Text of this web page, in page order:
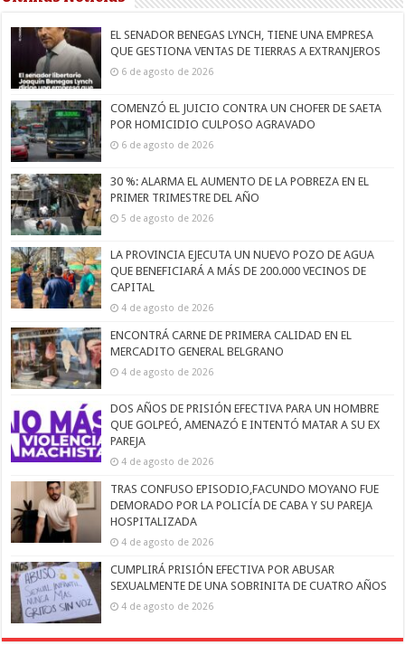
EL SENADOR BENEGAS LYNCH, TIENE UNA EMPRESA
QUE GESTIONA VENTAS DE TIERRAS A EXTRANJEROS
6 de agosto de 2026
COMENZÓ EL JUICIO CONTRA UN CHOFER DE SAETA
POR HOMICIDIO CULPOSO AGRAVADO
6 de agosto de 2026
30 %: ALARMA EL AUMENTO DE LA POBREZA EN EL
PRIMER TRIMESTRE DEL AÑO
5 de agosto de 2026
LA PROVINCIA EJECUTA UN NUEVO POZO DE AGUA
QUE BENEFICIARÁ A MÁS DE 200.000 VECINOS DE
CAPITAL
4 de agosto de 2026
ENCONTRÁ CARNE DE PRIMERA CALIDAD EN EL
MERCADITO GENERAL BELGRANO
4 de agosto de 2026
DOS AÑOS DE PRISIÓN EFECTIVA PARA UN HOMBRE
QUE GOLPEÓ, AMENAZÓ E INTENTÓ MATAR A SU EX
PAREJA
4 de agosto de 2026
TRAS CONFUSO EPISODIO,FACUNDO MOYANO FUE
DEMORADO POR LA POLICÍA DE CABA Y SU PAREJA
HOSPITALIZADA
4 de agosto de 2026
CUMPLIRÁ PRISIÓN EFECTIVA POR ABUSAR
SEXUALMENTE DE UNA SOBRINITA DE CUATRO AÑOS
4 de agosto de 2026